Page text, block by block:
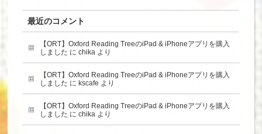
最近のコメント
【ORT】Oxford Reading TreeのiPad & iPhoneアプリを購入
しました にchika より
【ORT】Oxford Reading TreeのiPad & iPhoneアプリを購入
しました に kscafe より
【ORT】Oxford Reading TreeのiPad & iPhoneアプリを購入
しました にchika より